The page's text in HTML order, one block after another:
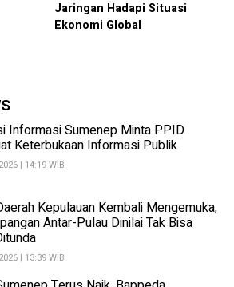
Jaringan Hadapi Situasi
Ekonomi Global
Informasi Sumenep Minta PPID
Keterbukaan Informasi Publik
| 14:19 WIB
Kepulauan Kembali Mengemuka,
Antar-Pulau Dinilai Tak Bisa
| 13:39 WIB